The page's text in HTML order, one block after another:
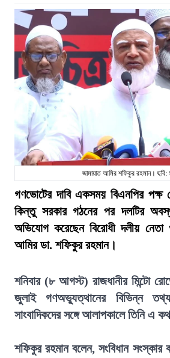
জামায়াত আমির শফিকুর রহমান। ছবি:
গণভোটের দাবি একসময় বিএনপির পক্ষ
কিন্তু সরকার গঠনের পর দলটির
অভিযোগ করেছেন বিরোধী দলীয় নেতা
আমির ডা. শফিকুর রহমান।
শনিবার (৮ আগস্ট) রাজধানীর মিন্টো
জুলাই গণঅভ্যুত্থানের বিভিন্ন
সাংবাদিকদের সঙ্গে আলাপকালে তিনি এ
শফিকুর রহমান বলেন, সংবিধান সংস্কার